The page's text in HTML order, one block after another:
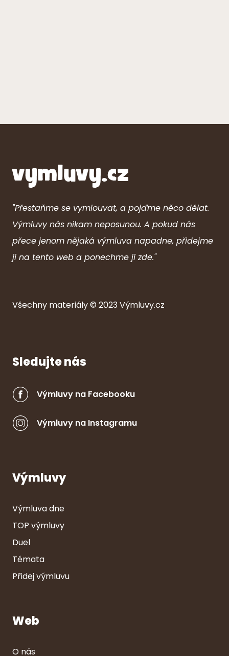
"Přestaňme se vymlouvat, a pojďme něco dělat.
Výmluvy nás nikam neposunou. A pokud nás
přece jenom nějaká výmluva napadne, přidejme
ji na tento web a ponechme ji zde."
Všechny materiály © 2023Výmluvy.cz
Sledujte nás
Výmluvy na Facebooku
Výmluvy na Instagramu
Výmluvy
Výmluva dne
TOP výmluvy
Duel
Témata
Přidej výmluvu
Web
O nás